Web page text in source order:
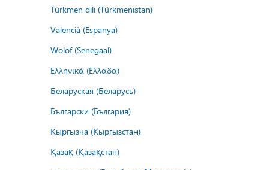
Türkmen dili (Türkmenistan)
Valencià (Espanya)
Wolof (Senegaal)
Ελληνικά (Ελλάδα)
Беларуская (Беларусь)
Български (България)
Кыргызча (Кыргызстан)
Қазақ (Қазақстан)